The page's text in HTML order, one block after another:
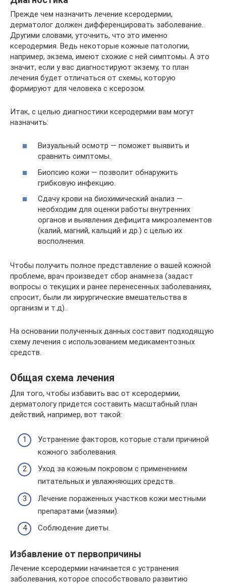
Прежде чем назначить лечение ксеродермии,
дерматолог должен дифференцировать заболевание.
Другими словами, уточнить, что это именно
ксеродермия. Ведь некоторые кожные патологии,
например, экзема, имеют схожие с ней симптомы. А это
значит, если у вас диагностируют экзему, то план
лечения будет отличаться от схемы, которую
формируют для человека с ксерозом.
Итак, с целью диагностики ксеродермии вам могут
назначить:
Визуальный осмотр — поможет выявить и
сравнить симптомы.
Биопсию кожи — позволит обнаружить
грибковую инфекцию.
Сдачу крови на биохимический анализ —
необходим для оценки работы внутренних
органов и выявления дефицита микроэлементов
(калий, магний, кальций и др.) с целью их
восполнения.
Чтобы получить полное представление о вашей кожной
проблеме, врач произведет сбор анамнеза (задаст
вопросы о текущих и ранее перенесенных заболеваниях,
спросит, были ли хирургические вмешательства в
организм и т.д).
На основании полученных данных составит подходящую
схему лечения с использованием медикаментозных
средств.
Общая схема лечения
Для того, чтобы избавить вас от ксеродермии,
дерматологу придется составить масштабный план
действий, например, вот такой:
Устранение факторов, которые стали причиной
кожного заболевания.
Уход за кожным покровом с применением
питательных и увлажняющих средств.
Лечение пораженных участков кожи местными
препаратами (мазями).
Соблюдение диеты.
Избавление от первопричины
Лечение ксеродермии начинается с устранения
заболевания, которое способствовало развитию